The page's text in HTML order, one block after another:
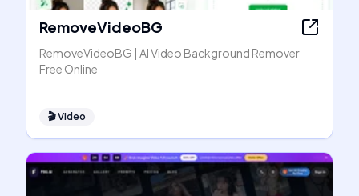
RemoveVideoBG
RemoveVideoBG | AI Video Background Remover
Free Online
🎬Video